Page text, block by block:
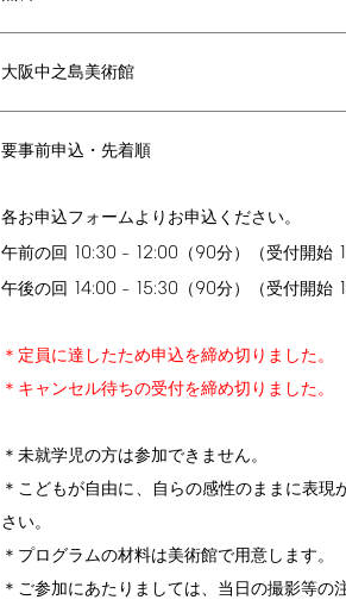
大阪中之島美術館
要事前申込・先着順
各お申込フォームよりお申込ください。
午前の回 10:30 – 12:00 （90分）（受付開始
午後の回 14:00 – 15:30 （90分）（受付開始
＊定員に達したため申込を締め切りました。
＊キャンセル待ちの受付を締め切りました。
＊未就学児の方は参加できません。
＊こどもが自由に、自らの感性のままに表
さい。
＊プログラムの材料は美術館で用意します。
＊ご参加にあたりましては、当日の撮影等の